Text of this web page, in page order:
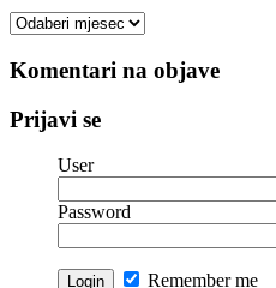
Arhiva
Komentari na objave
Prijavi se
User
Password
Remember me